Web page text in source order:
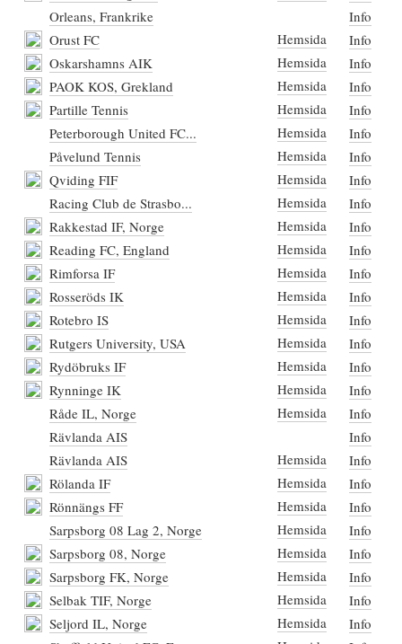
Orleans, Frankrike
Info
Orust FC
Hemsida
Info
Oskarshamns AIK
Hemsida
Info
PAOK KOS, Grekland
Hemsida
Info
Partille Tennis
Hemsida
Info
Peterborough United FC...
Hemsida
Info
Påvelund Tennis
Hemsida
Info
Qviding FIF
Hemsida
Info
Racing Club de Strasbo...
Hemsida
Info
Rakkestad IF, Norge
Hemsida
Info
Reading FC, England
Hemsida
Info
Rimforsa IF
Hemsida
Info
Rosseröds IK
Hemsida
Info
Rotebro IS
Hemsida
Info
Rutgers University, USA
Hemsida
Info
Rydöbruks IF
Hemsida
Info
Rynninge IK
Hemsida
Info
Råde IL, Norge
Hemsida
Info
Rävlanda AIS
Info
Rävlanda AIS
Hemsida
Info
Rölanda IF
Hemsida
Info
Rönnängs FF
Hemsida
Info
Sarpsborg 08 Lag 2, Norge
Hemsida
Info
Sarpsborg 08, Norge
Hemsida
Info
Sarpsborg FK, Norge
Hemsida
Info
Selbak TIF, Norge
Hemsida
Info
Seljord IL, Norge
Hemsida
Info